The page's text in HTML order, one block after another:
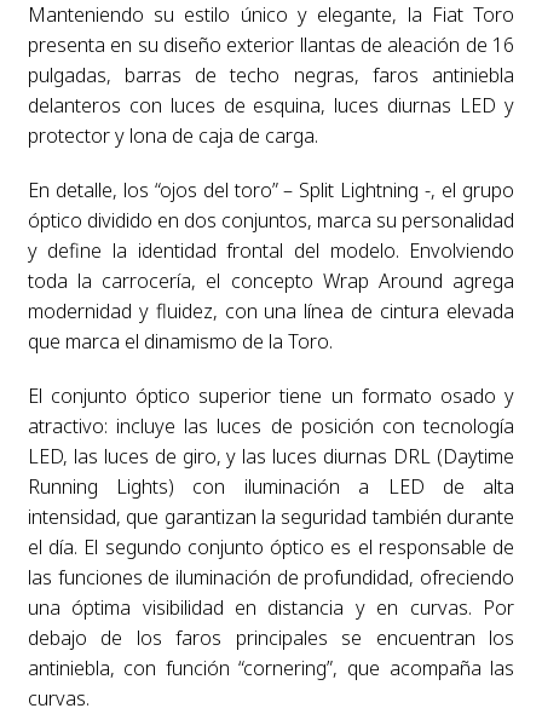
Manteniendo su estilo único y elegante, la Fiat Toro
presenta en su diseño exterior llantas de aleación de 16
pulgadas, barras de techo negras, faros antiniebla
delanteros con luces de esquina, luces diurnas LED y
protector y lona de caja de carga.
En detalle, los “ojos del toro” – Split Lightning -, el grupo
óptico dividido en dos conjuntos, marca su personalidad
y define la identidad frontal del modelo. Envolviendo
toda la carrocería, el concepto Wrap Around agrega
modernidad y fluidez, con una línea de cintura elevada
que marca el dinamismo de la Toro.
El conjunto óptico superior tiene un formato osado y
atractivo: incluye las luces de posición con tecnología
LED, las luces de giro, y las luces diurnas DRL (Daytime
Running Lights) con iluminación a LED de alta
intensidad, que garantizan la seguridad también durante
el día. El segundo conjunto óptico es el responsable de
las funciones de iluminación de profundidad, ofreciendo
una óptima visibilidad en distancia y en curvas. Por
debajo de los faros principales se encuentran los
antiniebla, con función “cornering”, que acompaña las
curvas.